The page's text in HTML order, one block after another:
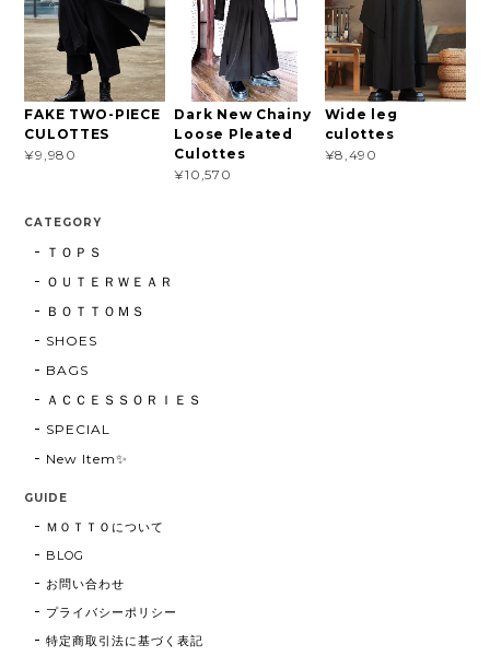
FAKE TWO-PIECE
CULOTTES
¥9,980
Dark New Chainy
Loose Pleated
Culottes
¥10,570
Wide leg
culottes
¥8,490
CATEGORY
ＴＯＰＳ
ＯＵＴＥＲＷＥＡＲ
ＢＯＴＴＯＭＳ
SHOES
BAGS
ＡＣＣＥＳＳＯＲＩＥＳ
SPECIAL
New Item✨
GUIDE
ＭＯＴＴＯについて
BLOG
お問い合わせ
プライバシーポリシー
特定商取引法に基づく表記